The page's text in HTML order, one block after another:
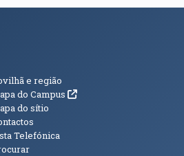
e região
do Campus (abre em nova janela)
do sítio
Telefónica